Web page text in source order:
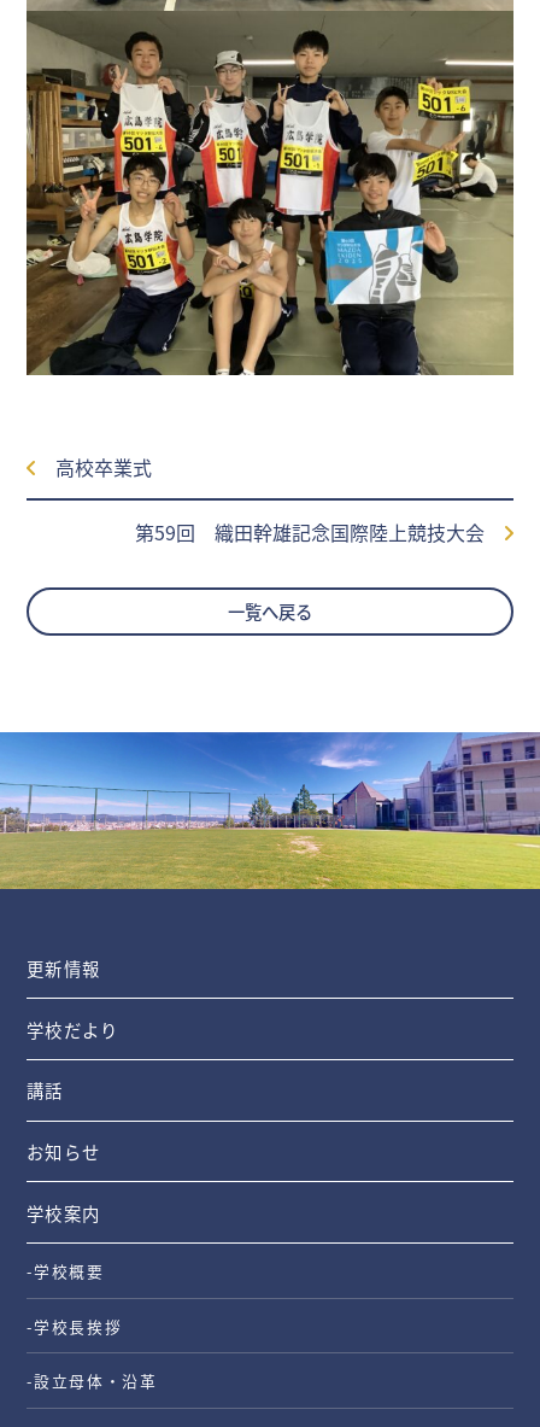
高校卒業式
第59回 織田幹雄記念国際陸上競技大会
一覧へ戻る
更新情報
学校だより
講話
お知らせ
学校案内
-学校概要
-学校長挨拶
-設立母体・沿革